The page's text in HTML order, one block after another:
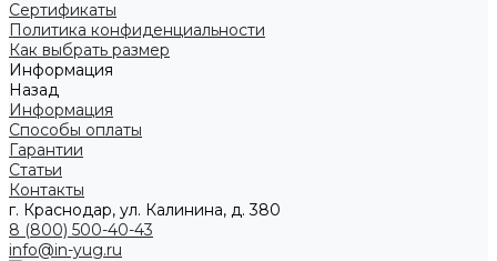
Сертификаты
Политика конфиденциальности
Как выбрать размер
Информация
Назад
Информация
Способы оплаты
Гарантии
Статьи
Контакты
г. Краснодар, ул. Калинина, д. 380
8 (800) 500-40-43
info@in-yug.ru